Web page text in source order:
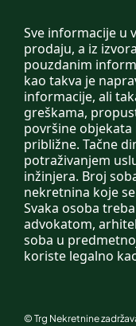
Sve informacije u
prodaju, a iz
pouzdanim
kao takva je
informacije, ali
greškama,
površine objekata
približne. Tačne
potraživanjem
inžinjera. Broj
nekretnina koje
Svaka osoba
advokatom,
soba u
koriste legalno
© Trg Nekretnine